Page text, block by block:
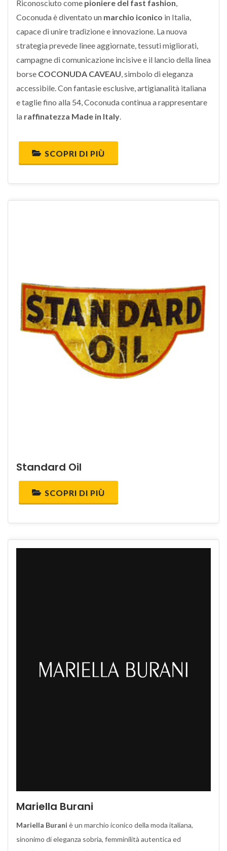
Riconosciuto come pioniere del fast fashion,
Coconuda è diventato un marchio iconico in Italia,
capace di unire tradizione e innovazione. La nuova
strategia prevede linee aggiornate, tessuti migliorati,
campagne di comunicazione incisive e il lancio della linea
borse COCONUDA CAVEAU, simbolo di eleganza
accessibile. Con fantasie esclusive, artigianalità italiana
e taglie fino alla 54, Coconuda continua a rappresentare
la raffinatezza Made in Italy.
SCOPRI DI PIÙ
Standard Oil
SCOPRI DI PIÙ
Mariella Burani
Mariella Burani è un marchio iconico della moda italiana,
sinonimo di eleganza sobria, femminilità autentica ed